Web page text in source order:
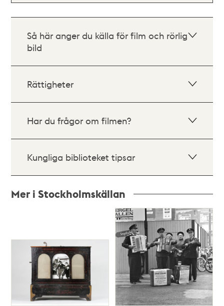
Så här anger du källa för film och rörlig
bild
Rättigheter
Har du frågor om filmen?
Kungliga biblioteket tipsar
Mer i Stockholmskällan
teman